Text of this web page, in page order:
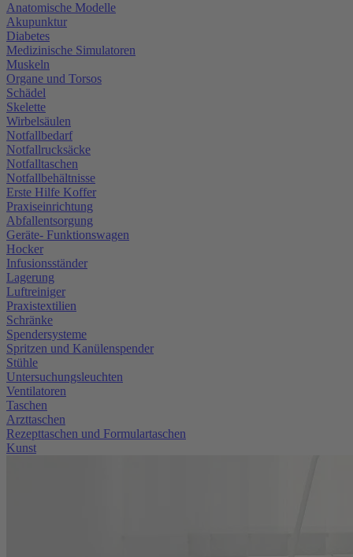
Anatomische Modelle
Akupunktur
Diabetes
Medizinische Simulatoren
Muskeln
Organe und Torsos
Schädel
Skelette
Wirbelsäulen
Notfallbedarf
Notfallrucksäcke
Notfalltaschen
Notfallbehältnisse
Erste Hilfe Koffer
Praxiseinrichtung
Abfallentsorgung
Geräte- Funktionswagen
Hocker
Infusionsständer
Lagerung
Luftreiniger
Praxistextilien
Schränke
Spendersysteme
Spritzen und Kanülenspender
Stühle
Untersuchungsleuchten
Ventilatoren
Taschen
Arzttaschen
Rezepttaschen und Formulartaschen
Kunst